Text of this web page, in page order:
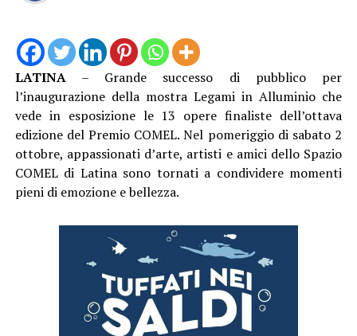
LATINA– Grande successo di pubblico per
l’inaugurazione della mostra Legami in Alluminio che
vede in esposizione le 13 opere finaliste dell’ottava
edizione del Premio COMEL. Nel pomeriggio di sabato 2
ottobre, appassionati d’arte, artisti e amici dello Spazio
COMEL di Latina sono tornati a condividere momenti
pieni di emozione e bellezza.